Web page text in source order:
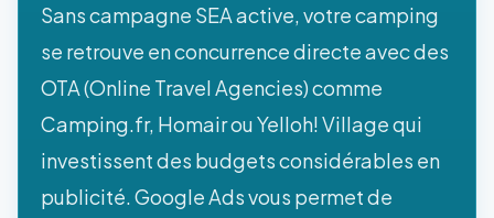
Sans campagne SEA active, votre camping
se retrouve en concurrence directe avec des
OTA (Online Travel Agencies) comme
Camping.fr, Homair ou Yelloh! Village qui
investissent des budgets considérables en
publicité. Google Ads vous permet de